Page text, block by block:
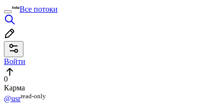
Все потоки
Войти
0
Карма
@usrread⁠-⁠only